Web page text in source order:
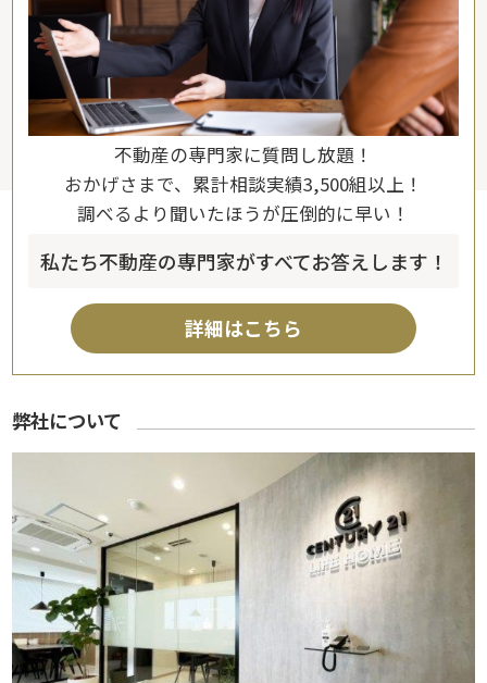
不動産の専門家に質問し放題！
おかげさまで、累計相談実績3,500組以上！
調べるより聞いたほうが圧倒的に早い！
私たち不動産の専門家がすべてお答えします！
詳細はこちら
弊社について